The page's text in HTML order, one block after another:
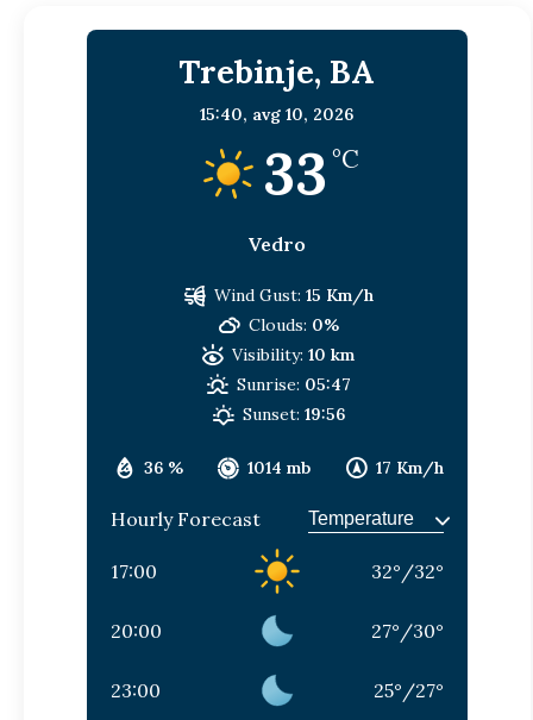
Trebinje, BA
15:40, avg 10, 2026
33 °C
Vedro
36 % 1014 mb 17 Km/h
Wind Gust: 15 Km/h
Clouds: 0%
Visibility: 10 km
Sunrise: 05:47
Sunset: 19:56
Hourly Forecast
17:00 32°/32°
20:00 27°/30°
23:00 25°/27°